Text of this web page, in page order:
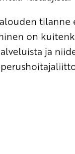
tilanne
on
ja